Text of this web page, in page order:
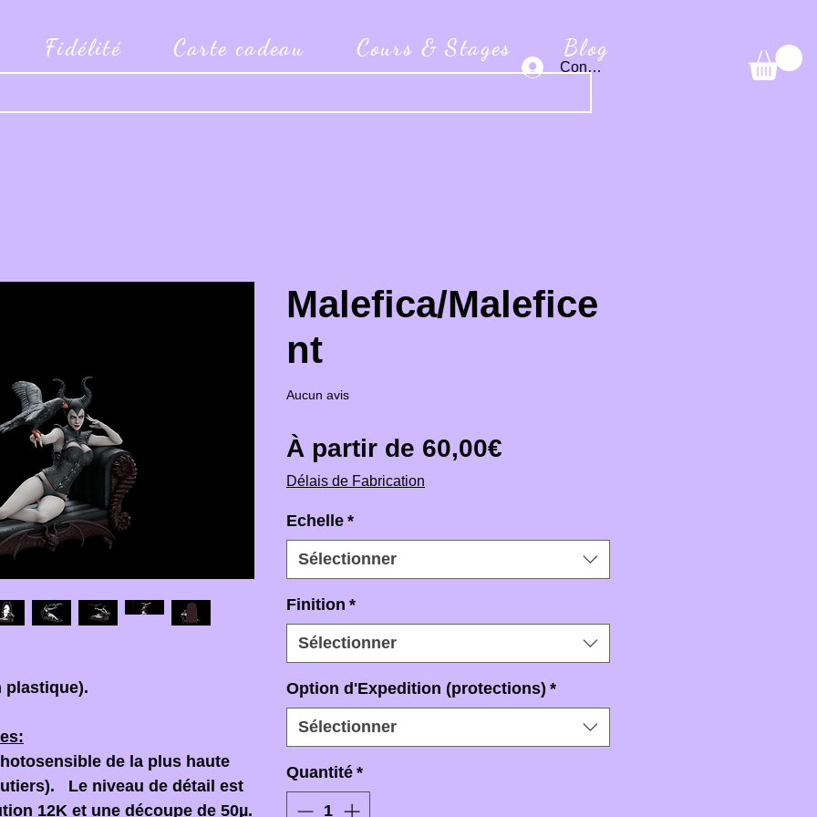
Fidélité Carte cadeau Cours & Stages Blog
Connexion
plastique).
de la plus haute
Le niveau de détail est
12K et une découpe de 50µ.
Malefica/Malefice
nt
Aucun avis
À partir de 60,00€
Délais de Fabrication
Echelle *
Sélectionner
Finition *
Sélectionner
Option d'Expedition (protections) *
Sélectionner
Quantité *